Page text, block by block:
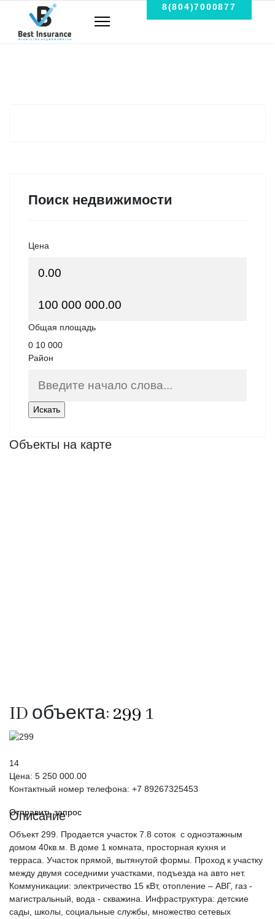
8(804)7000877
Поиск недвижимости
Цена
Общая площадь
0 10 000
Район
Объекты на карте
ID объекта: 299 1
14
Цена: 5 250 000.00
Контактный номер телефона: +7 89267325453
Отправить запрос
Описание
Объект 299. Продается участок 7.8 соток с одноэтажным
домом 40кв.м. В доме 1 комната, просторная кухня и
терраса. Участок прямой, вытянутой формы. Проход к участку
между двумя соседними участками, подъезда на авто нет.
Коммуникации: электричество 15 кВт, отопление – АВГ, газ -
магистральный, вода - скважина. Инфраструктура: детские
сады, школы, социальные службы, множество сетевых